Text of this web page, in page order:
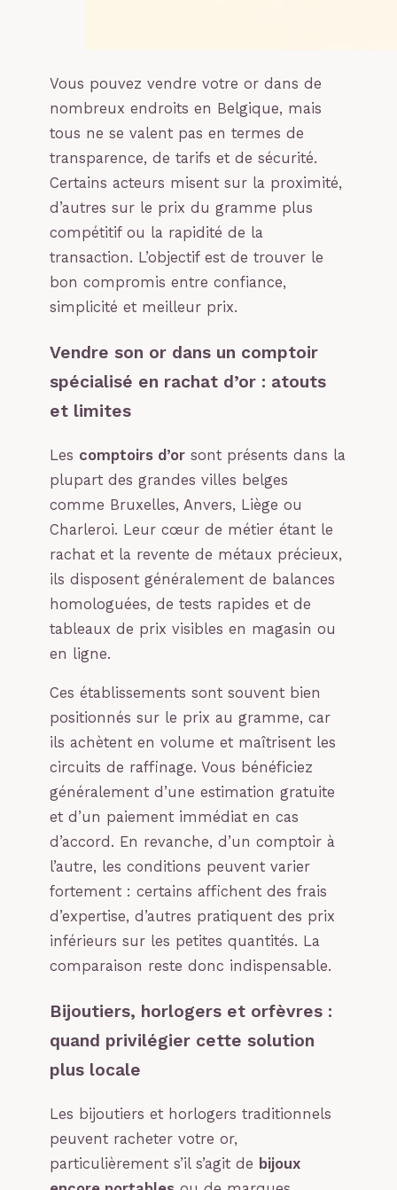
Vous pouvez vendre votre or dans de
nombreux endroits en Belgique, mais
tous ne se valent pas en termes de
transparence, de tarifs et de sécurité.
Certains acteurs misent sur la proximité,
d’autres sur le prix du gramme plus
compétitif ou la rapidité de la
transaction. L’objectif est de trouver le
bon compromis entre confiance,
simplicité et meilleur prix.
Vendre son or dans un comptoir
spécialisé en rachat d’or : atouts
et limites
Les comptoirs d’or sont présents dans la
plupart des grandes villes belges
comme Bruxelles, Anvers, Liège ou
Charleroi. Leur cœur de métier étant le
rachat et la revente de métaux précieux,
ils disposent généralement de balances
homologuées, de tests rapides et de
tableaux de prix visibles en magasin ou
en ligne.
Ces établissements sont souvent bien
positionnés sur le prix au gramme, car
ils achètent en volume et maîtrisent les
circuits de raffinage. Vous bénéficiez
généralement d’une estimation gratuite
et d’un paiement immédiat en cas
d’accord. En revanche, d’un comptoir à
l’autre, les conditions peuvent varier
fortement : certains affichent des frais
d’expertise, d’autres pratiquent des prix
inférieurs sur les petites quantités. La
comparaison reste donc indispensable.
Bijoutiers, horlogers et orfèvres :
quand privilégier cette solution
plus locale
Les bijoutiers et horlogers traditionnels
peuvent racheter votre or,
particulièrement s’il s’agit de bijoux